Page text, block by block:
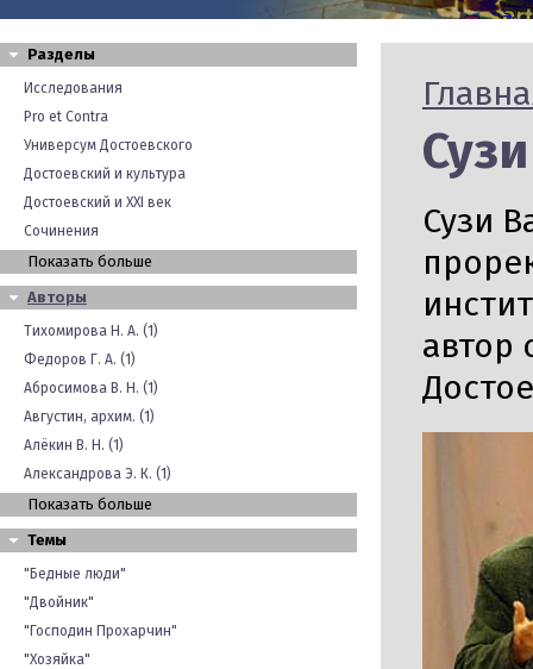
Разделы
Исследования
Pro et Contra
Универсум Достоевского
Достоевский и культура
Достоевский и XXI век
Сочинения
Показать больше
Авторы
Тихомирова Н. А. (1)
Федоров Г. А. (1)
Абросимова В. Н. (1)
Августин, архим. (1)
Алёкин В. Н. (1)
Александрова Э. К. (1)
Показать больше
Темы
"Бедные люди"
"Двойник"
"Господин Прохарчин"
"Хозяйка"
Сузи
автор